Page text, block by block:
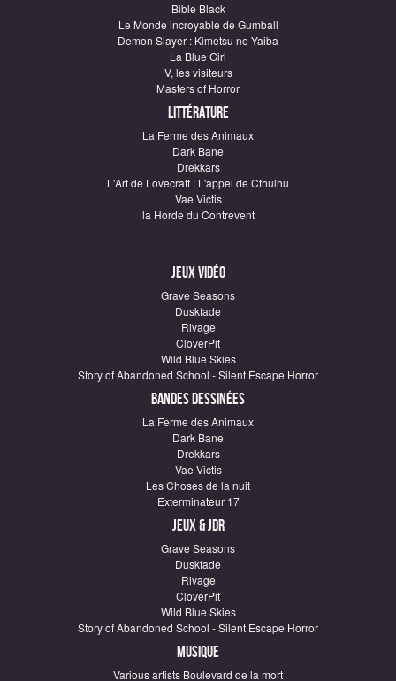
Bible Black
Le Monde incroyable de Gumball
Demon Slayer : Kimetsu no Yaiba
La Blue Girl
V, les visiteurs
Masters of Horror
Littérature
La Ferme des Animaux
Dark Bane
Drekkars
L'Art de Lovecraft : L'appel de Cthulhu
Vae Victis
la Horde du Contrevent
Jeux vidéo
Grave Seasons
Duskfade
Rivage
CloverPit
Wild Blue Skies
Story of Abandoned School - Silent Escape Horror
Bandes dessinées
La Ferme des Animaux
Dark Bane
Drekkars
Vae Victis
Les Choses de la nuit
Exterminateur 17
Jeux & JDR
Grave Seasons
Duskfade
Rivage
CloverPit
Wild Blue Skies
Story of Abandoned School - Silent Escape Horror
Musique
Various artists Boulevard de la mort